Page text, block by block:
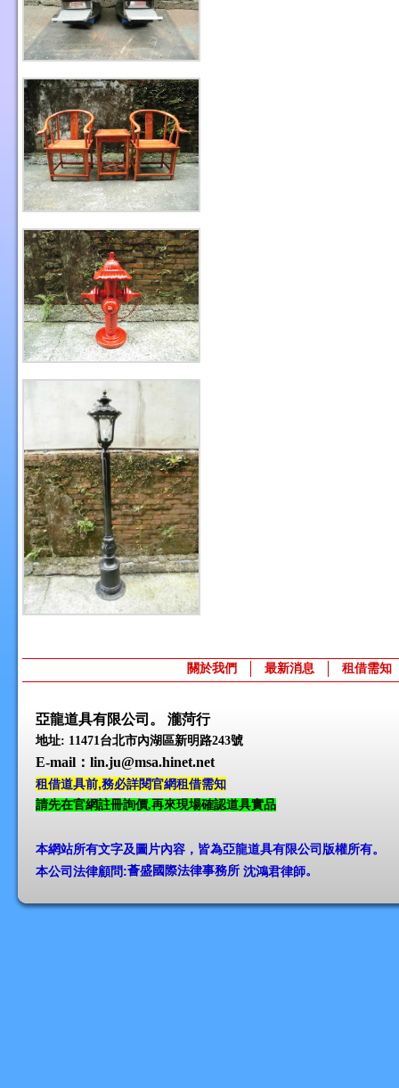
關於我們 最新消息 租借需知
亞龍道具有限公司。 瀧菏行
地址: 11471台北市內湖區新明路243號
E-mail ：lin.ju@msa.hinet.net
租借道具前,務必詳閱官網租借需知
請先在官網註冊詢價,再來現場確認道具實品
本網站所有文字及圖片內容，皆為亞龍道具有限公司版權所有。
本公司法律顧問:薈盛國際法律事務所 沈鴻君律師。